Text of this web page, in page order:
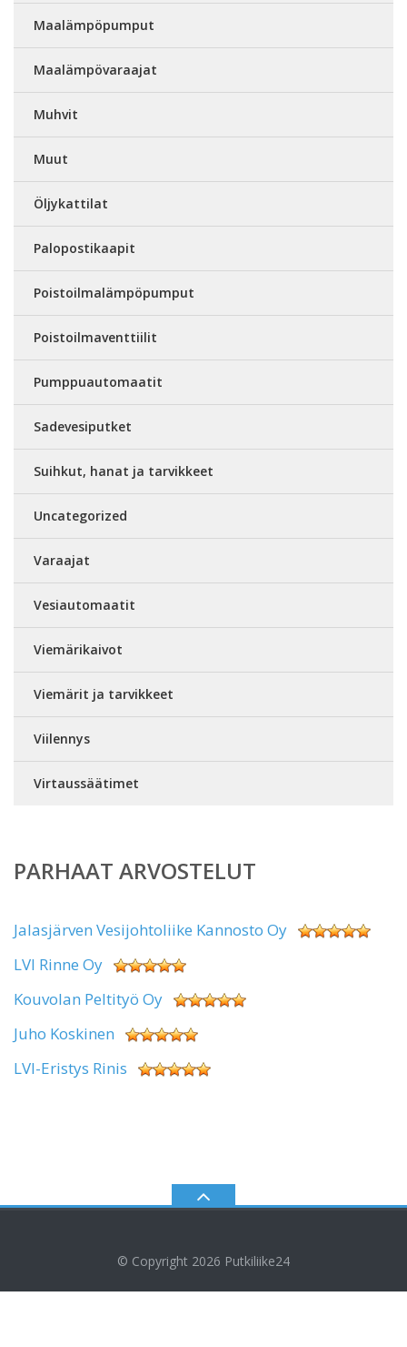
Maalämpöpumput
Maalämpövaraajat
Muhvit
Muut
Öljykattilat
Palopostikaapit
Poistoilmalämpöpumput
Poistoilmaventtiilit
Pumppuautomaatit
Sadevesiputket
Suihkut, hanat ja tarvikkeet
Uncategorized
Varaajat
Vesiautomaatit
Viemärikaivot
Viemärit ja tarvikkeet
Viilennys
Virtaussäätimet
PARHAAT ARVOSTELUT
Jalasjärven Vesijohtoliike Kannosto Oy
LVI Rinne Oy
Kouvolan Peltityö Oy
Juho Koskinen
LVI-Eristys Rinis
© Copyright 2026 Putkiliike24